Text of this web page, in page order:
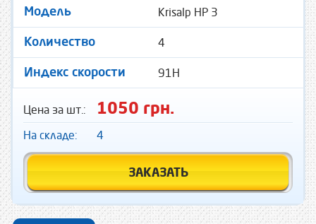
Модель Krisalp HP 3
Количество 4
Индекс скорости 91H
Цена за шт.: 1050 грн.
На складе: 4
ЗАКАЗАТЬ